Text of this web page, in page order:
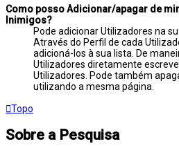
Como posso Adicionar/apagar de
Inimigos?
Pode adicionar Utilizadores na
Através do Perfil de cada
adicioná-los à sua lista. De
Utilizadores diretamente
Utilizadores. Pode também
utilizando a mesma página.
Topo
Sobre a Pesquisa